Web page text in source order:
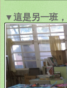
▼這是另一班